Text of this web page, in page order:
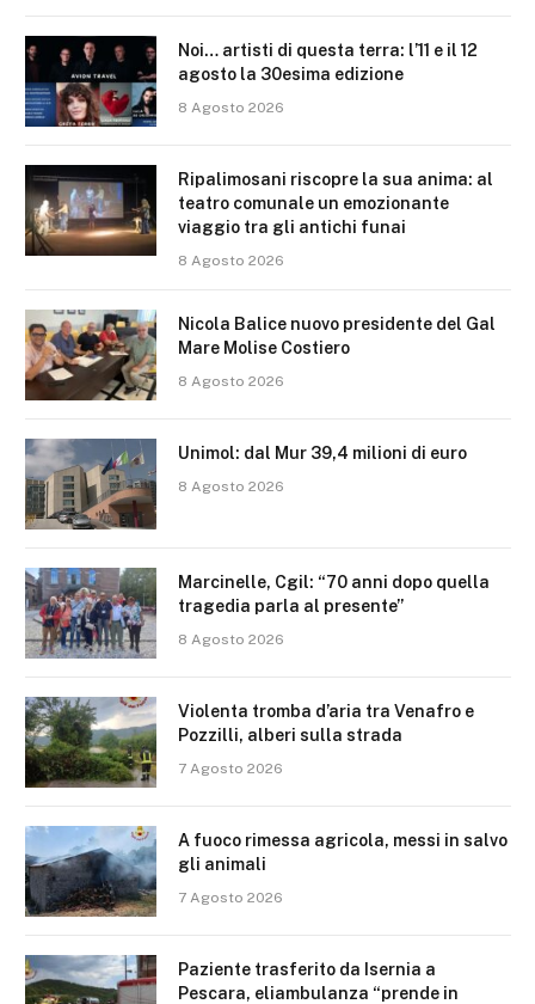
Noi… artisti di questa terra: l’11 e il 12
agosto la 30esima edizione
8 Agosto 2026
Ripalimosani riscopre la sua anima: al
teatro comunale un emozionante
viaggio tra gli antichi funai
8 Agosto 2026
Nicola Balice nuovo presidente del Gal
Mare Molise Costiero
8 Agosto 2026
Unimol: dal Mur 39,4 milioni di euro
8 Agosto 2026
Marcinelle, Cgil: “70 anni dopo quella
tragedia parla al presente”
8 Agosto 2026
Violenta tromba d’aria tra Venafro e
Pozzilli, alberi sulla strada
7 Agosto 2026
A fuoco rimessa agricola, messi in salvo
gli animali
7 Agosto 2026
Paziente trasferito da Isernia a
Pescara, eliambulanza “prende in